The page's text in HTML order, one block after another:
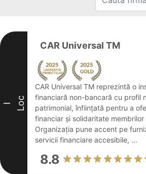
I Loc
CAR Universal TM
CAR Universal TM reprezintă o
financiară non-bancară cu profil
patrimonial, înființată pentru a
financiar și solidaritate membrilor
Organizația pune accent pe
servicii financiare accesibile, ...
8.8